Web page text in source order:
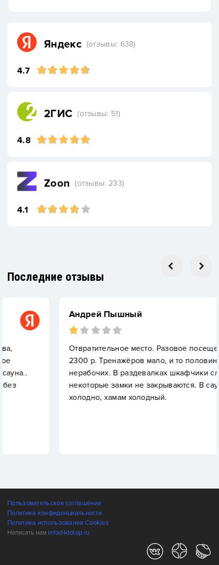
Яндекс (отзывы: 638)
4.7
2ГИС (отзывы: 51)
4.8
Zoon (отзывы: 233)
4.1
Последние отзывы
Андрей Пышный
Отвратительное место. Разовое посещение
2300 р. Тренажёров мало, и то половина
нерабочих. В раздевалках шкафчики сломаны,
некоторые замки не закрываются. В сауне
холодно, хамам холодный.
Пользовательское соглашение
Политика конфиденциальности
Политика использования Cookies
Написать нам info@ktotop.ru